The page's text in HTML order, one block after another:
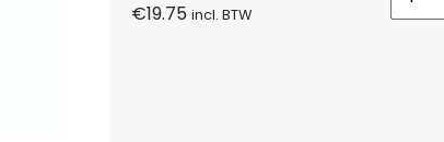
€19.75 incl. BTW